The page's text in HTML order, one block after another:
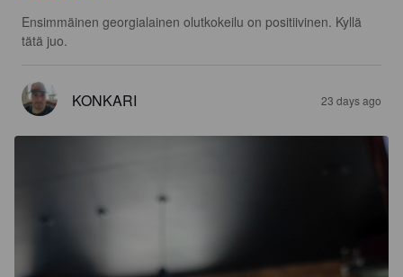
Ensimmäinen georgialainen olutkokeilu on positiivinen. Kyllä
tätä juo.
KONKARI 23 days ago